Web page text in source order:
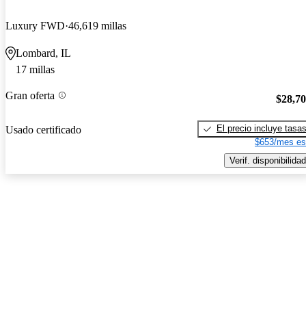
Luxury FWD 46,619 millas
Lombard, IL
17 millas
Gran oferta
Usado certificado
El precio incluye tasas
$653/mes
Verif. disponibilidad